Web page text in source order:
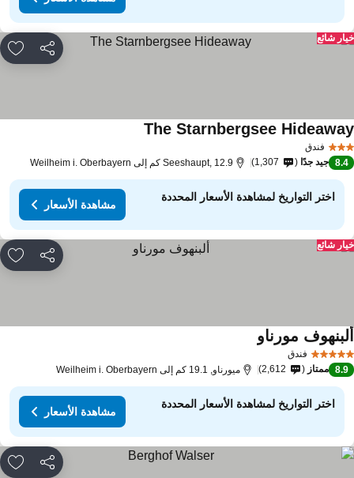
مشاركة
شائع
فندق
The Starnbergsee
8.4 جيد جدًا 1,307 Seeshaupt, 12.9 كم إلى Weilheim i. Oberbayern
اختر التواريخ لمشاهدة الأسعار المحددة
مشاهدة الأسعار
مشاركة
شائع
فندق
مورناو
8.9 ممتاز 2,612 ميورناو, 19.1 كم إلى Weilheim i. Oberbayern
اختر التواريخ لمشاهدة الأسعار المحددة
مشاهدة الأسعار
مشاركة